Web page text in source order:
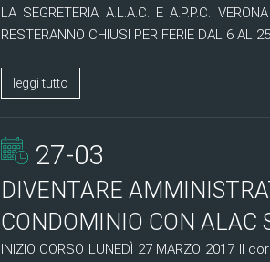
LA SEGRETERIA A.L.A.C. E A.P.P.C.
RESTERANNO CHIUSI PER FERIE DAL 6 AL
leggi tutto
27-03
DIVENTARE
CONDOMINIO CON ALAC
INIZIO CORSO LUNEDÌ 27 MARZO 2017 Il